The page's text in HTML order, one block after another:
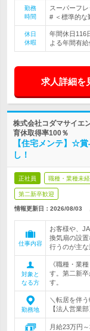
勤務
時間
スーパーフ
# ＜標準的な
休日
休暇
年間休日116
よる年間有
求人詳細を
株式会社コダマサイエ
育休取得率100％
【住宅メンテ】☆
し！
正社員 職種・業種未
第二新卒歓迎
情報更新日：2026/08/03
仕事内容
お客様や、
換気扇の設
行うのが主な
対象と
なる方
《職種・業
す。第二新
す。
勤務地
＼転居を伴
【法人営業
月給23万円